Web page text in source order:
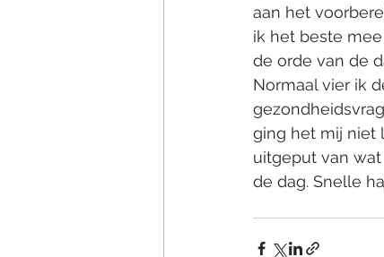
aan het
ik het beste
de orde van de
Normaal vier ik
ging het mij niet
uitgeput van
de dag. Snelle